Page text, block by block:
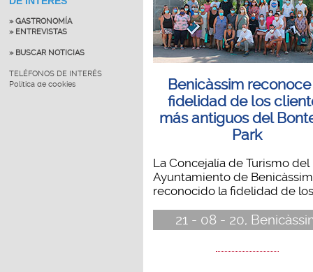
» GASTRONOMÍA
» ENTREVISTAS
» BUSCAR NOTICIAS
TELÉFONOS DE INTERÉS
Política de cookies
Benicàssim
fidelidad de los
más antiguos del
Park
La Concejalía de Turismo del
Ayuntamiento de
reconocido la fidelidad de
21 - 08 - 20,